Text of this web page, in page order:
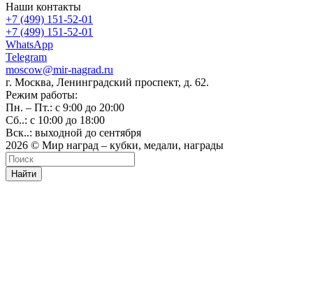
Наши контакты
+7 (499) 151-52-01
+7 (499) 151-52-01
WhatsApp
Telegram
moscow@mir-nagrad.ru
г. Москва, Ленинградский проспект, д. 62.
Режим работы:
Пн. – Пт.: с 9:00 до 20:00
Сб..: с 10:00 до 18:00
Вск..: выходной до сентября
2026 © Мир наград – кубки, медали, награды
Найти